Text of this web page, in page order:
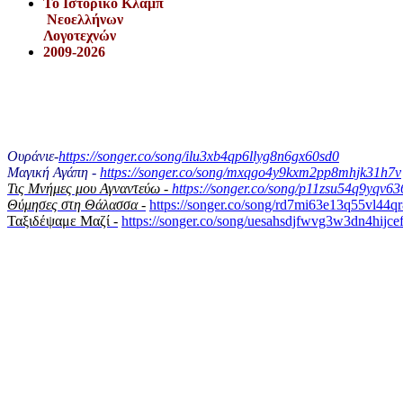
Το Iστορικό Κλαμπ
Νεοελλήνων
Λογοτεχνών
2009-2026
Ουράνιε-https://songer.co/song/ilu3xb4qp6llyg8n6gx60sd0
Μαγική Αγάπη - https://songer.co/song/mxqgo4y9kxm2pp8mhjk31h7v
Τις Μνήμες μου Αγναντεύω - https://songer.co/song/
Θύμησες στη Θάλασσα - https://songer.co/song/
Ταξιδέψαμε Μαζί - https://songer.co/song/uesahsdjfwvg3w3dn4hijcef